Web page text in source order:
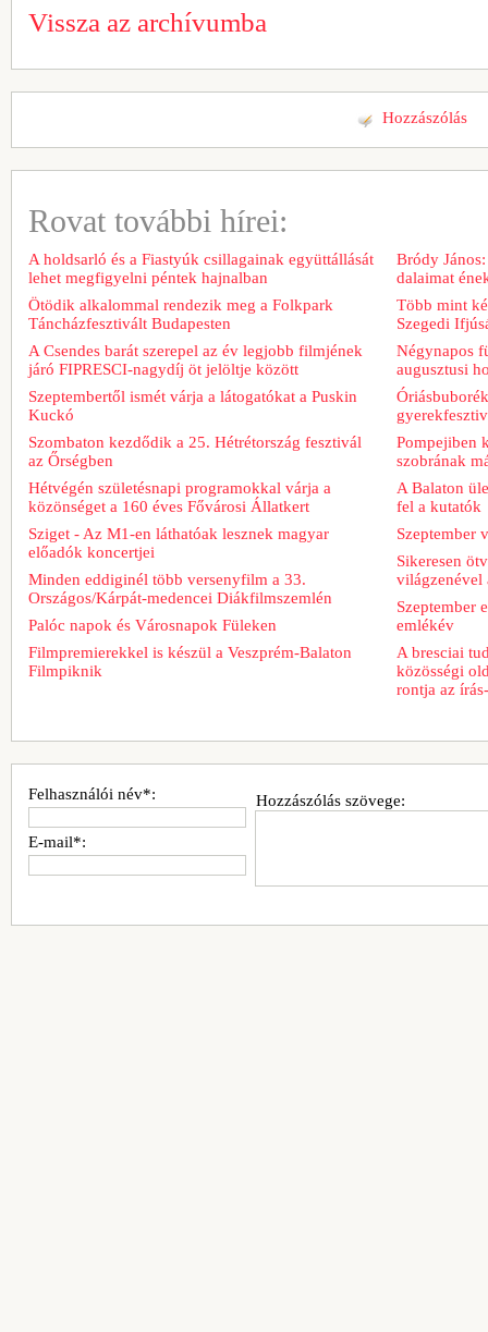
Vissza az archívumba
Hozzászólás
Rovat további hírei:
A holdsarló és a Fiastyúk csillagainak együttállását
lehet megfigyelni péntek hajnalban
Ötödik alkalommal rendezik meg a Folkpark
Táncházfesztivált Budapesten
A Csendes barát szerepel az év legjobb filmjének
járó FIPRESCI-nagydíj öt jelöltje között
Szeptembertől ismét várja a látogatókat a Puskin
Kuckó
Szombaton kezdődik a 25. Hétrétország fesztivál
az Őrségben
Hétvégén születésnapi programokkal várja a
közönséget a 160 éves Fővárosi Állatkert
Sziget - Az M1-en láthatóak lesznek magyar
előadók koncertjei
Minden eddiginél több versenyfilm a 33.
Országos/Kárpát-medencei Diákfilmszemlén
Palóc napok és Városnapok Füleken
Filmpremierekkel is készül a Veszprém-Balaton
Filmpiknik
Bródy
dalaimat
Több mint
Szegedi
Négynapos
augusztusi
Pompejiben
szobrának
A Balaton
fel a kutatók
Szeptember
Sikeresen
világzenével
Szeptember
emlékév
A bresciai
közösségi
rontja az
Hozzászólás szövege:
Felhasználói név*:
E-mail*: